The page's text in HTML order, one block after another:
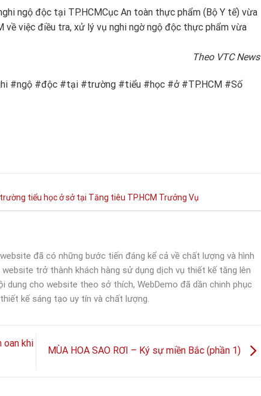
ngộ độc tại TP.HCMCục An toàn thực phẩm (Bộ Y tế) vừa
về việc điều tra, xử lý vụ nghi ngờ ngộ độc thực phẩm vừa
Theo VTC News
#ngộ #độc #tại #trường #tiểu #học #ở #TP.HCM #Số
tiểu họcởsở tại Tăng tiêu TP.HCM Trưởng Vụ
đã có những bước tiến đáng kể cả về chất lượng và hình
trở thành khách hàng sử dụng dịch vụ thiết kế tăng lên
dung cho website theo sở thích, WebDemo đã dần chinh phục
kế sáng tạo uy tín và chất lượng.
oan khi
MÙA HOA SAO RƠI – Ký sự miền Bắc (phần 1)